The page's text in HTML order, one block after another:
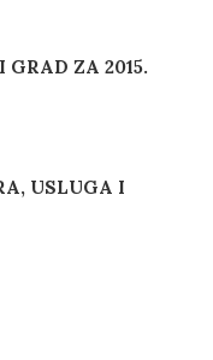
GRAD ZA 2015.
USLUGA I